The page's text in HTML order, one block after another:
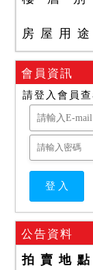
房 屋 用 途
會員資訊
請登入會員
公告資料
拍 賣 地 點